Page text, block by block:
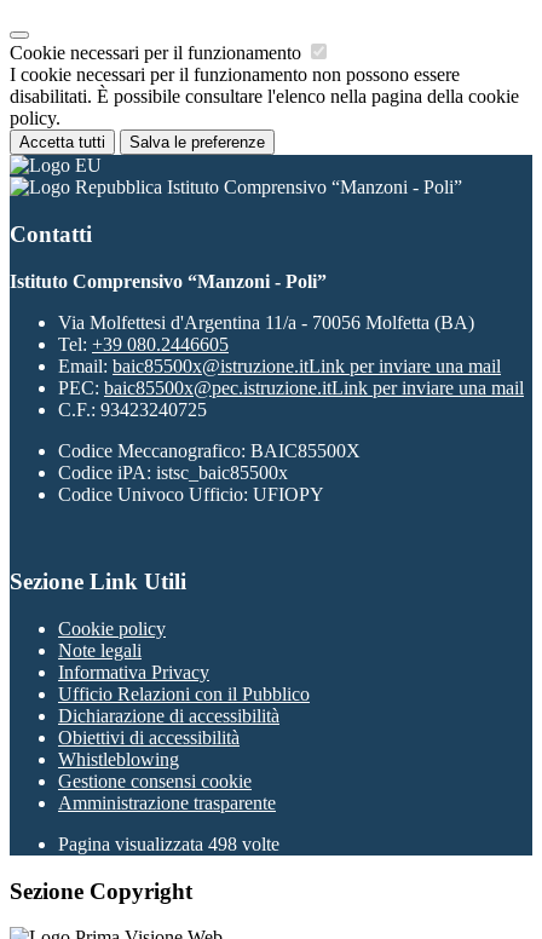
Cookie necessari per il funzionamento
I cookie necessari per il funzionamento non possono essere
disabilitati. È possibile consultare l'elenco nella pagina della cookie
policy.
Accetta tutti Salva le preferenze
Istituto Comprensivo “Manzoni - Poli”
Contatti
Istituto Comprensivo “Manzoni - Poli”
Via Molfettesi d'Argentina 11/a - 70056 Molfetta (BA)
Tel: +39 080.2446605
Email: baic85500x@istruzione.itLink per inviare una mail
PEC: baic85500x@pec.istruzione.itLink per inviare una mail
C.F.: 93423240725
Codice Meccanografico: BAIC85500X
Codice iPA: istsc_baic85500x
Codice Univoco Ufficio: UFIOPY
Sezione Link Utili
Cookie policy
Note legali
Informativa Privacy
Ufficio Relazioni con il Pubblico
Dichiarazione di accessibilità
Obiettivi di accessibilità
Whistleblowing
Gestione consensi cookie
Amministrazione trasparente
Pagina visualizzata 498 volte
Sezione Copyright